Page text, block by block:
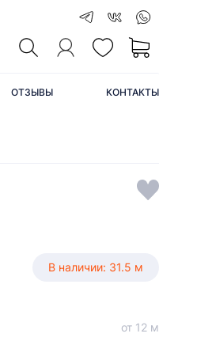
ОТЗЫВЫ КОНТАКТЫ
В наличии: 31.5 м
от 12 м